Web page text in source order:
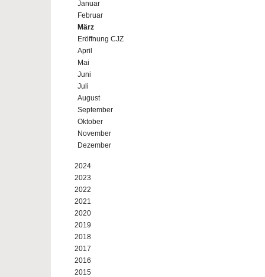
Januar
Februar
März
Eröffnung CJZ
April
Mai
Juni
Juli
August
September
Oktober
November
Dezember
2024
2023
2022
2021
2020
2019
2018
2017
2016
2015